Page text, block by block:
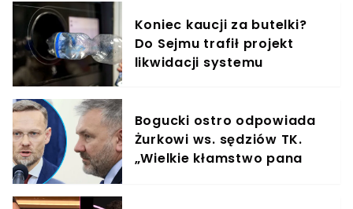
Koniec kaucji za butelki?
Do Sejmu trafił projekt
likwidacji systemu
Bogucki ostro odpowiada
Żurkowi ws. sędziów TK.
„Wielkie kłamstwo pana